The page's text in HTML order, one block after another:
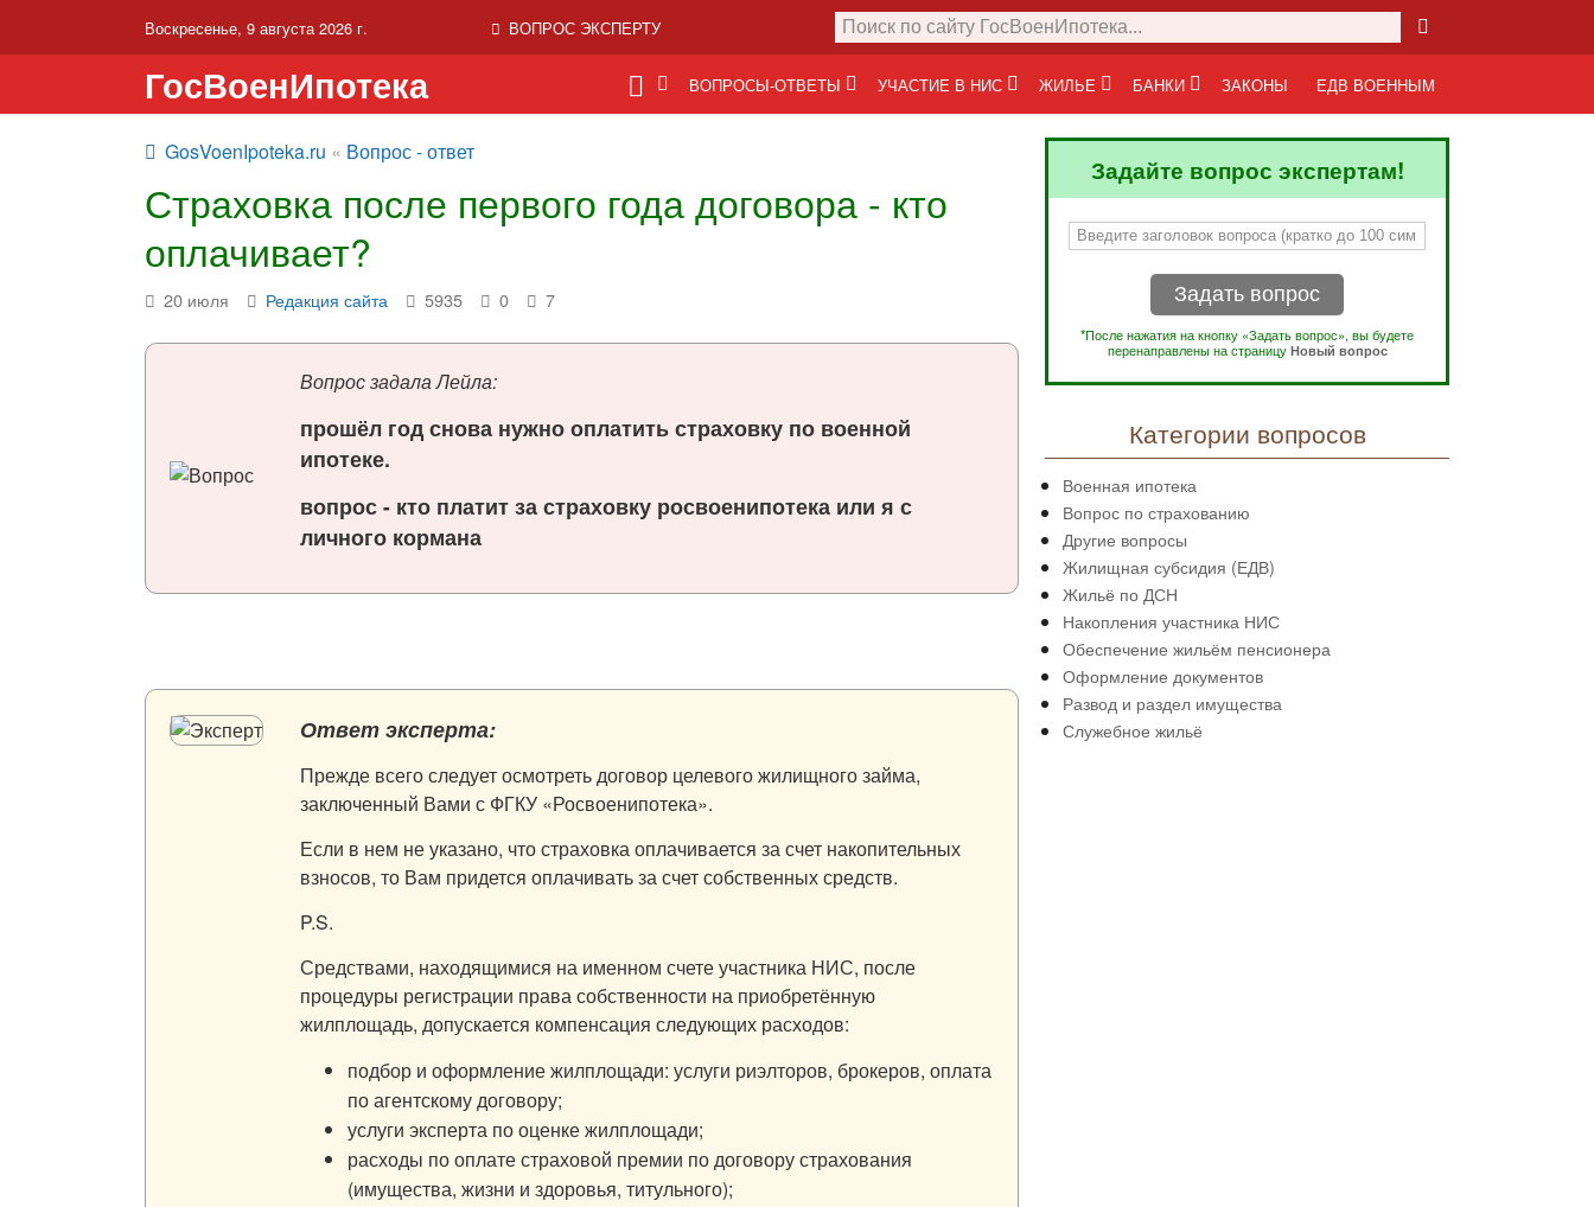
Воскресенье, 9 августа 2026 г. ВОПРОС ЭКСПЕРТУ
ГосВоенИпотека ВОПРОСЫ-ОТВЕТЫ УЧАСТИЕ В НИС ЖИЛЬЕ БАНКИ ЗАКОНЫ ЕДВ ВОЕННЫМ
GosVoenIpoteka.ru « Вопрос - ответ
Страховка после первого года договора - кто
оплачивает?
20 июля Редакция сайта 5935 0 7
Вопрос задала Лейла:
прошёл год снова нужно оплатить страховку по военной
ипотеке.
вопрос - кто платит за страховку росвоенипотека или я с
личного кормана
Ответ эксперта:
Прежде всего следует осмотреть договор целевого жилищного займа,
заключенный Вами с ФГКУ «Росвоенипотека».
Если в нем не указано, что страховка оплачивается за счет накопительных
взносов, то Вам придется оплачивать за счет собственных средств.
P.S.
Средствами, находящимися на именном счете участника НИС, после
процедуры регистрации права собственности на приобретённую
жилплощадь, допускается компенсация следующих расходов:
подбор и оформление жилплощади: услуги риэлторов, брокеров, оплата
по агентскому договору;
услуги эксперта по оценке жилплощади;
расходы по оплате страховой премии по договору страхования
(имущества, жизни и здоровья, титульного);
Задайте вопрос экспертам!
Задать вопрос
*После нажатия на кнопку «Задать вопрос», вы будете
перенаправлены на страницуНовый вопрос
Категории вопросов
Военная ипотека
Вопрос по страхованию
Другие вопросы
Жилищная субсидия (ЕДВ)
Жильё по ДСН
Накопления участника НИС
Обеспечение жильём пенсионера
Оформление документов
Развод и раздел имущества
Служебное жильё